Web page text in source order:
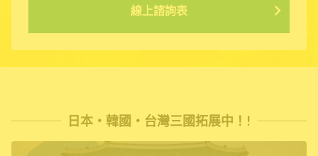
線上諮詢表
日本・韓國・台灣三國拓展中！!